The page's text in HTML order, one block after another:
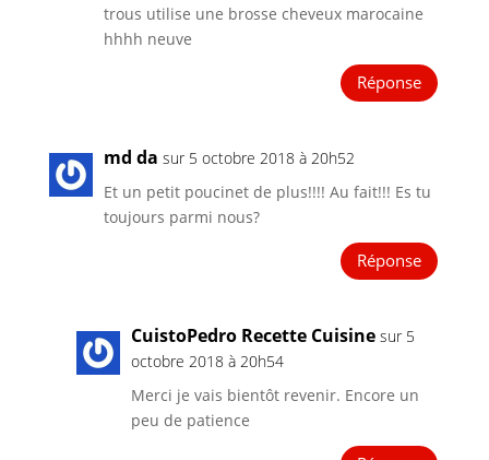
trous utilise une brosse cheveux marocaine
hhhh neuve
Réponse
md da sur 5 octobre 2018 à 20h52
Et un petit poucinet de plus!!!! Au fait!!! Es tu
toujours parmi nous?
Réponse
CuistoPedro Recette Cuisine sur 5
octobre 2018 à 20h54
Merci je vais bientôt revenir. Encore un
peu de patience